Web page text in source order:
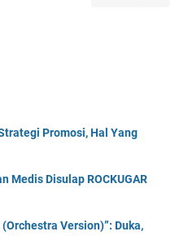
Promosi, Hal Yang
Medis Disulap ROCKUGAR
Version)”: Duka,